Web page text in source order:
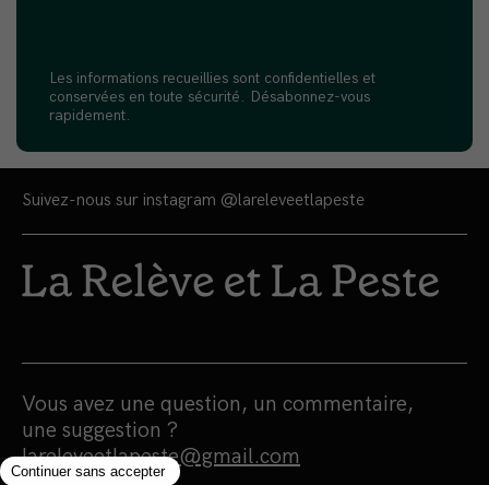
Les informations recueillies sont confidentielles et
conservées en toute sécurité. Désabonnez-vous
rapidement.
Suivez-nous sur instagram @lareleveetlapeste
Vous avez une question, un commentaire,
une suggestion ?
lareleveetlapeste@gmail.com